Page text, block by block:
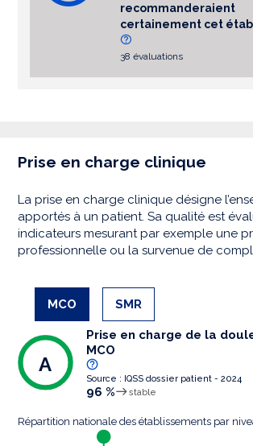
recommanderaient
certainement cet
38 évaluations
Prise en charge clinique
La prise en charge clinique désigne
apportés à un patient. Sa qualité est
indicateurs mesurant par exemple une
professionnelle ou la survenue de
MCO SMR
Prise en charge de la
MCO
Source : IQSS dossier patient - 2024
96 % stable
A
Répartition nationale des établissements par